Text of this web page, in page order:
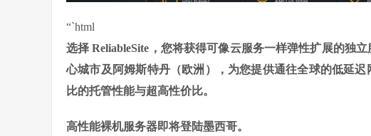
“`html
选择 ReliableSite，您将获得可像云服务一样弹性扩展的独
心城市及阿姆斯特丹（欧洲），为您提供通往全球的低延
比的托管性能与超高性价比。
高性能裸机服务器即将登陆墨西哥。